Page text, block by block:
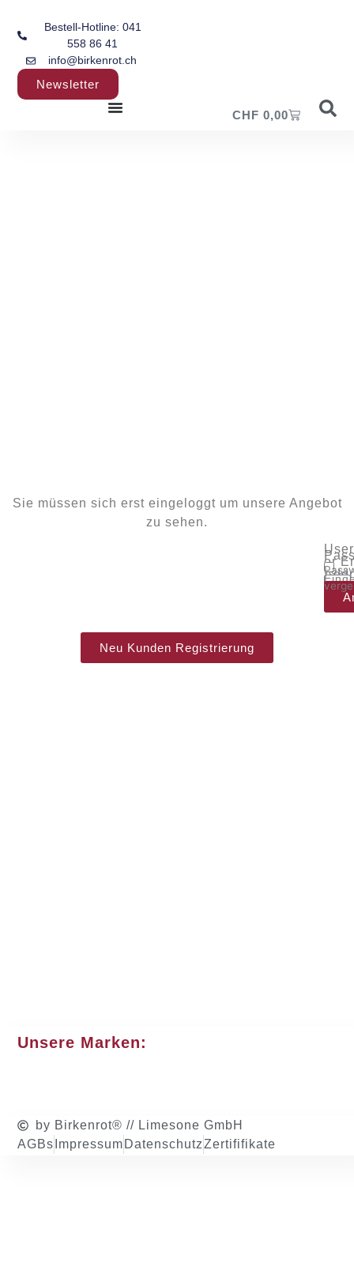
Bestell-Hotline: 041
558 86 41
info@birkenrot.ch
Newsletter
CHF 0,00
Sie müssen sich erst eingeloggt um unsere Angebot
zu sehen.
or
Neu Kunden Registrierung
Unsere Marken:
by Birkenrot® // Limesone GmbH
AGBs Impressum DatenschutzZertififikate